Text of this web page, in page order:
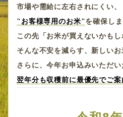
市場や需給に左右されにくい、
"お客様専用のお米"を確保しま
この先「お米が買えないかもし
そんな不安を減らす、新しいお
さらに、今年お申込みいただい
翌年分も収穫前に最優先でご案